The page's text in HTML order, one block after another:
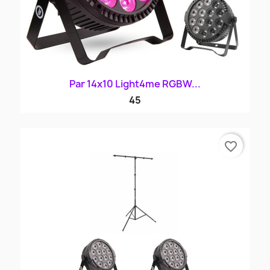
Par 14x10 Light4me RGBW...
45
favorite_border